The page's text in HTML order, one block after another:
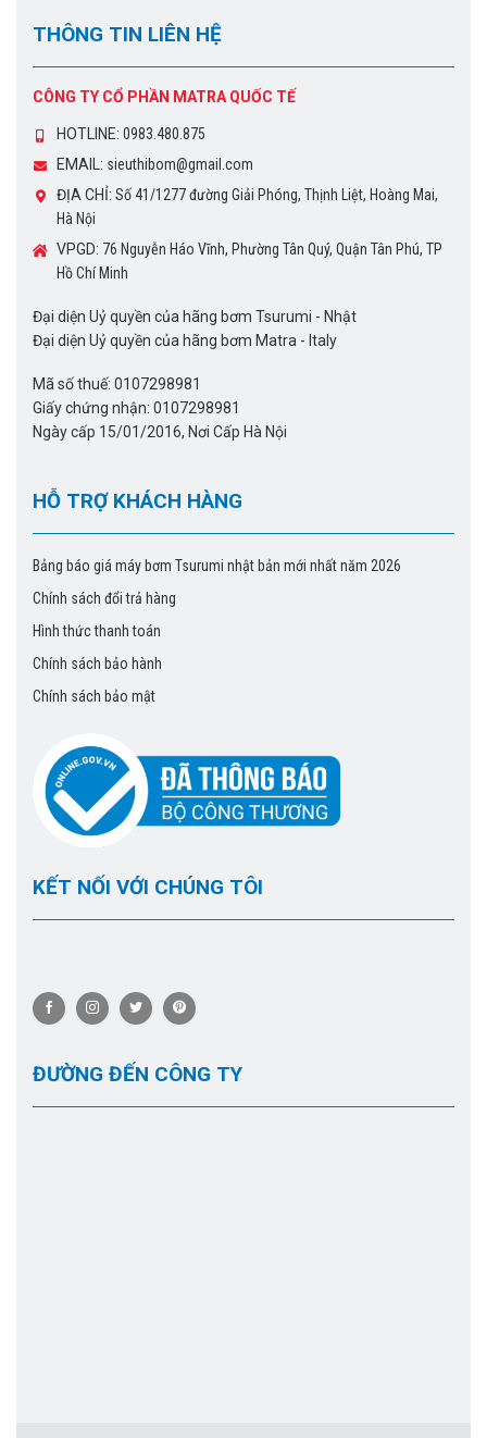
THÔNG TIN LIÊN HỆ
CÔNG TY CỔ PHẦN MATRA QUỐC TẾ
HOTLINE: 0983.480.875
EMAIL: sieuthibom@gmail.com
ĐỊA CHỈ: Số 41/1277 đường Giải Phóng, Thịnh Liệt, Hoàng Mai,
Hà Nội
VPGD: 76 Nguyễn Háo Vĩnh, Phường Tân Quý, Quận Tân Phú, TP
Hồ Chí Minh
Đại diện Uỷ quyền của hãng bơm Tsurumi - Nhật
Đại diện Uỷ quyền của hãng bơm Matra - Italy
Mã số thuế: 0107298981
Giấy chứng nhận: 0107298981
Ngày cấp 15/01/2016, Nơi Cấp Hà Nội
HỖ TRỢ KHÁCH HÀNG
Bảng báo giá máy bơm Tsurumi nhật bản mới nhất năm 2026
Chính sách đổi trả hàng
Hình thức thanh toán
Chính sách bảo hành
Chính sách bảo mật
KẾT NỐI VỚI CHÚNG TÔI
ĐƯỜNG ĐẾN CÔNG TY